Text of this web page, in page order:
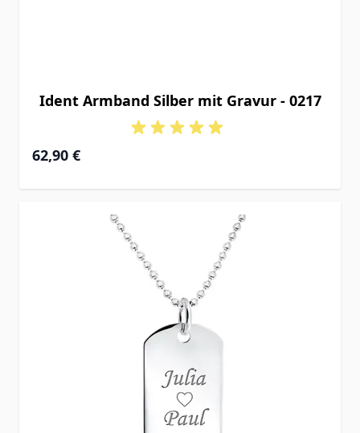
Ident Armband Silber mit Gravur - 0217
Ab
62,90 €